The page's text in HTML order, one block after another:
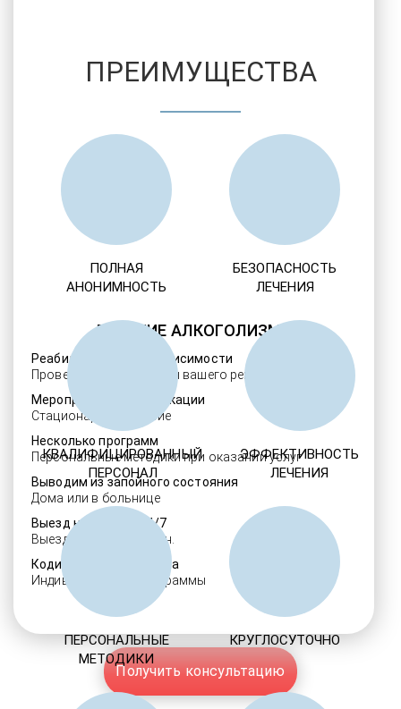
ЛЕЧЕНИЕ АЛКОГОЛИЗМА
Реабилитация алкозависимости
Проверенные ребцентры вашего региона
Мероприятия детоксикации
Стационарное лечение
Несколько программ
Персональные методики при оказании услуг
Выводим из запойного состояния
Дома или в больнице
Выезд нарколога 24/7
Выезд в течение 30 мин.
Кодировка алкоголизма
Индивидуальные программы
Получить консультацию
ПРЕИМУЩЕСТВА
ПОЛНАЯ
АНОНИМНОСТЬ
БЕЗОПАСНОСТЬ
ЛЕЧЕНИЯ
КВАЛИФИЦИРОВАННЫЙ
ПЕРСОНАЛ
ЭФФЕКТИВНОСТЬ
ЛЕЧЕНИЯ
ПЕРСОНАЛЬНЫЕ
МЕТОДИКИ
КРУГЛОСУТОЧНО